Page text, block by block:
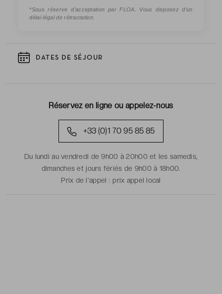
DATES DE SÉJOUR
Réservez en ligne ou appelez-nous
+33 (0)1 70 95 85 85
Du lundi au vendredi de 9h00 à 20h00 et les samedis,
dimanches et jours fériés de 9h00 à 18h00.
Prix de l'appel :prix appel local
*Sous réserve d’acceptation par FLOA. Vous disposez d’un
délai légal de rétractation.